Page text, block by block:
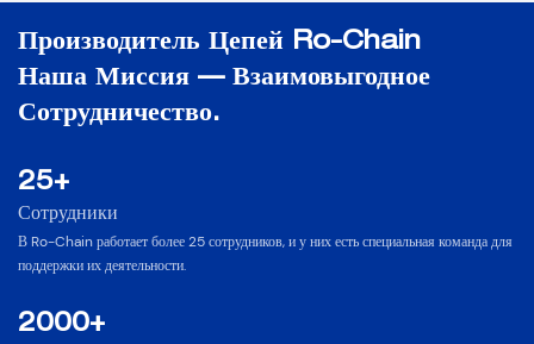
Производитель Цепей Ro-Chain
Наша Миссия — Взаимовыгодное
Сотрудничество.
25+
Сотрудники
︎В Ro-Chain работает более 25 сотрудников, и у них есть специальная команда для
поддержки их деятельности.
2000+